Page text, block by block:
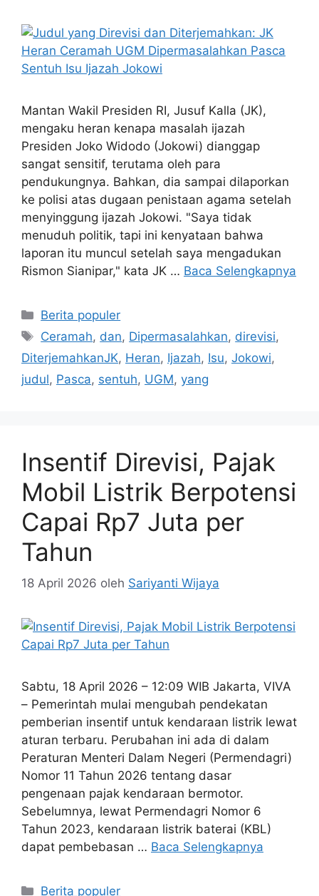
Mantan Wakil Presiden RI, Jusuf Kalla (JK),
mengaku heran kenapa masalah ijazah
Presiden Joko Widodo (Jokowi) dianggap
sangat sensitif, terutama oleh para
pendukungnya. Bahkan, dia sampai dilaporkan
ke polisi atas dugaan penistaan agama setelah
menyinggung ijazah Jokowi. "Saya tidak
menuduh politik, tapi ini kenyataan bahwa
laporan itu muncul setelah saya mengadukan
Rismon Sianipar," kata JK … Baca Selengkapnya
Kategori
Berita populer
Tag
Ceramah, dan, Dipermasalahkan, direvisi,
DiterjemahkanJK, Heran, Ijazah, Isu, Jokowi,
judul, Pasca, sentuh, UGM, yang
Insentif Direvisi, Pajak
Mobil Listrik Berpotensi
Capai Rp7 Juta per
Tahun
18 April 2026 oleh Sariyanti Wijaya
Sabtu, 18 April 2026 – 12:09 WIB Jakarta, VIVA
– Pemerintah mulai mengubah pendekatan
pemberian insentif untuk kendaraan listrik lewat
aturan terbaru. Perubahan ini ada di dalam
Peraturan Menteri Dalam Negeri (Permendagri)
Nomor 11 Tahun 2026 tentang dasar
pengenaan pajak kendaraan bermotor.
Sebelumnya, lewat Permendagri Nomor 6
Tahun 2023, kendaraan listrik baterai (KBL)
dapat pembebasan … Baca Selengkapnya
Kategori
Berita populer